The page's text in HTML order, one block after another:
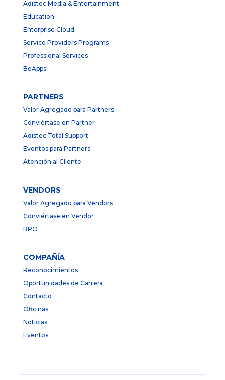
Adistec Media & Entertainment
Education
Enterprise Cloud
Service Providers Programs
Professional Services
BeApps
PARTNERS
Valor Agregado para Partners
Conviértase en Partner
Adistec Total Support
Eventos para Partners
Atención al Cliente
VENDORS
Valor Agregado para Vendors
Conviértase en Vendor
BPO
COMPAÑÍA
Reconocimientos
Oportunidades de Carrera
Contacto
Oficinas
Noticias
Eventos